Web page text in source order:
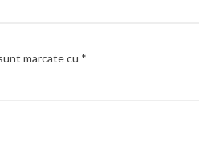
marcate cu *